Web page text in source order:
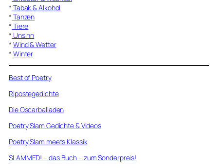
* Tabak & Alkohol
* Tanzen
* Tiere
* Unsinn
* Wind & Wetter
* Winter
Best of Poetry
Ripostegedichte
Die Oscarballaden
Poetry Slam Gedichte & Videos
Poetry Slam meets Klassik
SLAMMED! – das Buch – zum Sonderpreis!